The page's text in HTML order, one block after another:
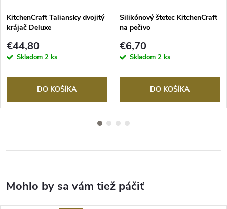
KitchenCraft Taliansky dvojitý
krájač Deluxe
€44,80
Skladom 2 ks
DO KOŠÍKA
Silikónový štetec KitchenCraft
na pečivo
€6,70
Skladom 2 ks
DO KOŠÍKA